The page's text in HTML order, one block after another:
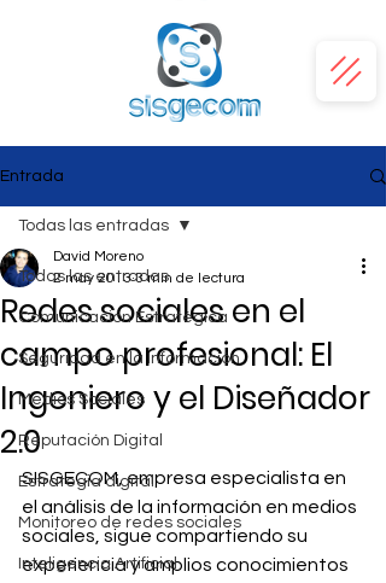
Entrada
Todas las entradas
Comunicación Estratégica
Seguridad en la Información
Medios Sociales
Reputación Digital
Estrategia digital
Monitoreo de redes sociales
Inteligencia Artificial
Todas las entradas
Redes sociales en el
campo profesional: El
Ingeniero y el Diseñador
2.0
David Moreno
2 may 2013 3 min de lectura
SISGECOM, empresa especialista en
el análisis de la información en medios
sociales, sigue compartiendo su
experiencia y amplios conocimientos